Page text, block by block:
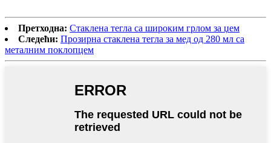
Претходна: Стаклена тегла са широким грлом за џем
Следећи: Прозирна стаклена тегла за мед од 280 мл са
металним поклопцем